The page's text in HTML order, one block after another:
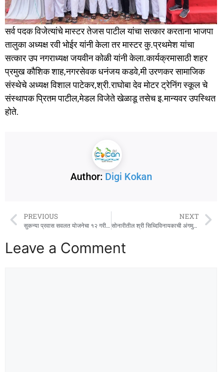
सर्व पदक विजेत्यांचे मास्टर तेजस पाटील यांचा सत्कार करताना भाजपा
तालुका अध्यक्ष रवी भोईर यांनी केला तर मास्टर कु.प्रथमेश यांचा
सत्कार उप नगराध्यक्ष जयवीन कोळी यांनी केला.कार्यक्रमासाठी शहर
प्रमुख कौशिक शाह,नगरसेवक धनंजय कडवे,मी उरणकर सामाजिक
संस्थेचे अध्यक्ष विशाल पाटेकर,श्री.राघोबा देव मोटर ट्रेनिंग स्कूल चे
संस्थापक प्रितम पाटील,मेडल विजेते खेळाडू तसेच इ.मान्यवर उपस्थित
होते.
Author: Digi Kokan
PREVIOUS
सुकन्या प्रवास सवलत योजनेचा १२ गरीब मुलींना लाभ
NEXT
सोनारीतील श्री सिध्दिविनायकाची अंगमुर्ती व पालखीतल्या गणेशमुर्तीला सोन्याचा मुलामा
Leave a Comment